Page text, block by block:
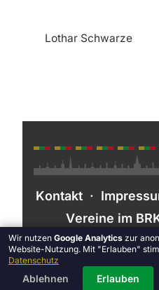
Wir nutzen Google Analytics zur
Website-Nutzung. Mit "Erlauben"
Datenschutz
Ablehnen Erlauben
Lothar Schwarze
Kontakt ·
Vereine im